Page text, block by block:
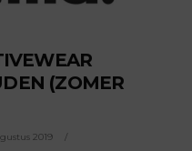
(ZOMER
2019